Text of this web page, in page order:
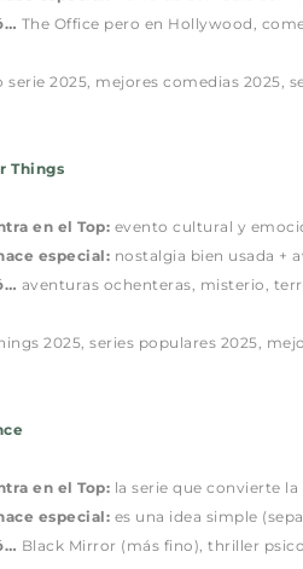
The Office pero en Hollywood,
serie 2025, mejores comedias 2025,
Things
en el Top: evento cultural y
especial: nostalgia bien usada +
aventuras ochenteras, misterio,
2025, series populares 2025,
en el Top: la serie que convierte
especial: es una idea simple
Black Mirror (más fino), thriller